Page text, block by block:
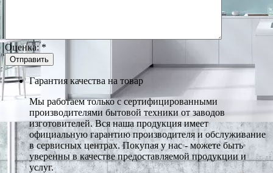
Оценка:*
Гарантия качества на товар
Мы работаем только с сертифицированными
производителями бытовой техники от заводов
изготовителей. Вся наша продукция имеет
официальную гарантию производителя и обслуживание
в сервисных центрах. Покупая у нас - можете быть
уверенны в качестве предоставляемой продукции и
услуг.